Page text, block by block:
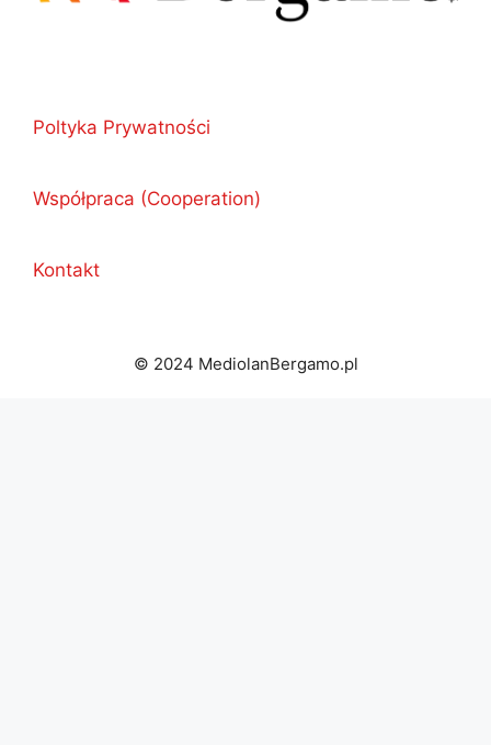
Poltyka Prywatności
Współpraca (Cooperation)
Kontakt
© 2024 MediolanBergamo.pl